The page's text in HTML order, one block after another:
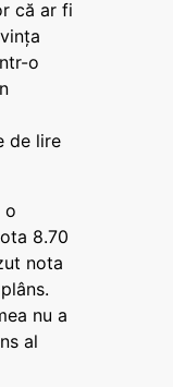
că ar fi
o
de lire
o
8.70
nota
nu a
al